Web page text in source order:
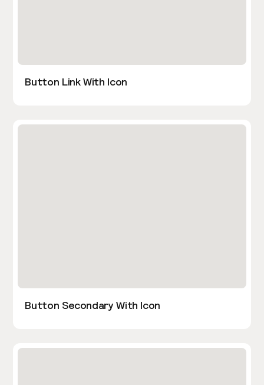
Button Link With Icon
Button Secondary With Icon